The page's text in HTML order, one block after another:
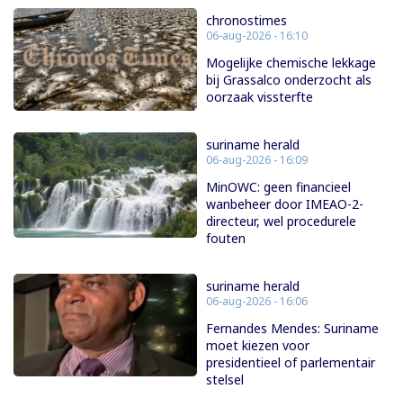
chronostimes
06-aug-2026 - 16:10
Mogelijke chemische lekkage
bij Grassalco onderzocht als
oorzaak vissterfte
suriname herald
06-aug-2026 - 16:09
MinOWC: geen financieel
wanbeheer door IMEAO-2-
directeur, wel procedurele
fouten
suriname herald
06-aug-2026 - 16:06
Fernandes Mendes: Suriname
moet kiezen voor
presidentieel of parlementair
stelsel